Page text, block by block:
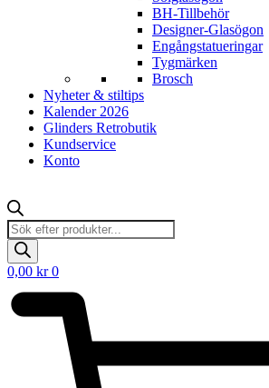
BH-Tillbehör
Designer-Glasögon
Engångstatueringar
Tygmärken
Brosch
Nyheter & stiltips
Kalender 2026
Glinders Retrobutik
Kundservice
Konto
Products
search
0,00 kr 0